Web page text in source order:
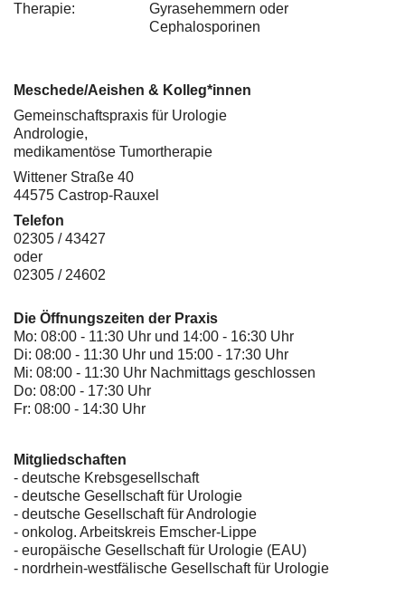
Therapie:
Gyrasehemmern oder
Cephalosporinen
Meschede/Aeishen & Kolleg*innen
Gemeinschaftspraxis für Urologie
Andrologie,
medikamentöse Tumortherapie
Wittener Straße 40
44575 Castrop-Rauxel
Telefon
02305 / 43427
oder
02305 / 24602
Die Öffnungszeiten der Praxis
Mo: 08:00 - 11:30 Uhr und 14:00 - 16:30 Uhr
Di: 08:00 - 11:30 Uhr und 15:00 - 17:30 Uhr
Mi: 08:00 - 11:30 Uhr Nachmittags geschlossen
Do: 08:00 - 17:30 Uhr
Fr: 08:00 - 14:30 Uhr
Mitgliedschaften
- deutsche Krebsgesellschaft
- deutsche Gesellschaft für Urologie
- deutsche Gesellschaft für Andrologie
- onkolog. Arbeitskreis Emscher-Lippe
- europäische Gesellschaft für Urologie (EAU)
- nordrhein-westfälische Gesellschaft für Urologie